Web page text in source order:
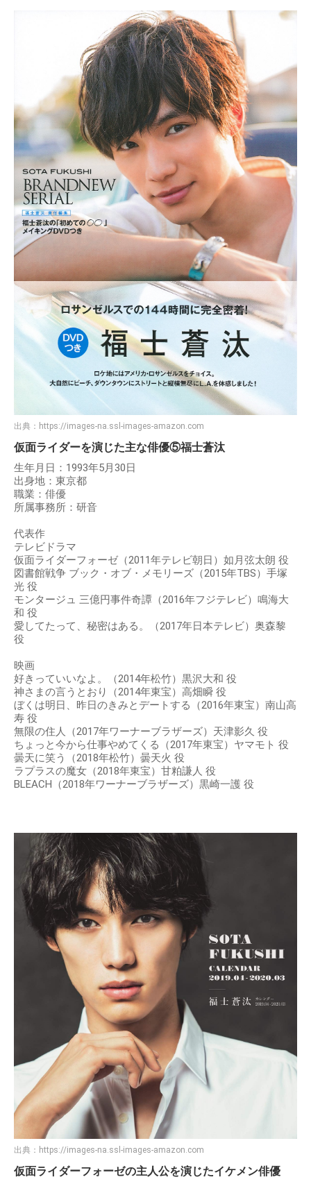
出典： https://images-na.ssl-images-amazon.com
仮面ライダーを演じた主な俳優⑤福士蒼汰
生年月日：1993年5月30日
出身地：東京都
職業：俳優
所属事務所：研音
代表作
テレビドラマ
仮面ライダーフォーゼ（2011年テレビ朝日）如月弦太朗 役
図書館戦争 ブック・オブ・メモリーズ（2015年TBS）手塚
光 役
モンタージュ 三億円事件奇譚（2016年フジテレビ）鳴海大
和 役
愛してたって、秘密はある。（2017年日本テレビ）奥森黎
役
映画
好きっていいなよ。（2014年松竹）黒沢大和 役
神さまの言うとおり（2014年東宝）高畑瞬 役
ぼくは明日、昨日のきみとデートする（2016年東宝）南山高
寿 役
無限の住人（2017年ワーナーブラザーズ）天津影久 役
ちょっと今から仕事やめてくる（2017年東宝）ヤマモト 役
曇天に笑う（2018年松竹）曇天火 役
ラプラスの魔女（2018年東宝）甘粕謙人 役
BLEACH（2018年ワーナーブラザーズ）黒崎一護 役
出典： https://images-na.ssl-images-amazon.com
仮面ライダーフォーゼの主人公を演じたイケメン俳優